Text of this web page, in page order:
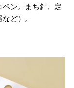
ン。まち針。定
ど）。